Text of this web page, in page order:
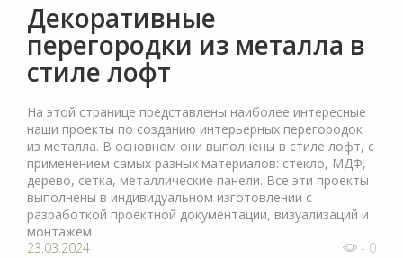
Декоративные
перегородки из металла в
стиле лофт
На этой странице представлены наиболее интересные
наши проекты по созданию интерьерных перегородок
из металла. В основном они выполнены в стиле лофт, с
применением самых разных материалов: стекло, МДФ,
дерево, сетка, металлические панели. Все эти проекты
выполнены в индивидуальном изготовлении с
разработкой проектной документации, визуализаций и
монтажем
23.03.2024
- 0